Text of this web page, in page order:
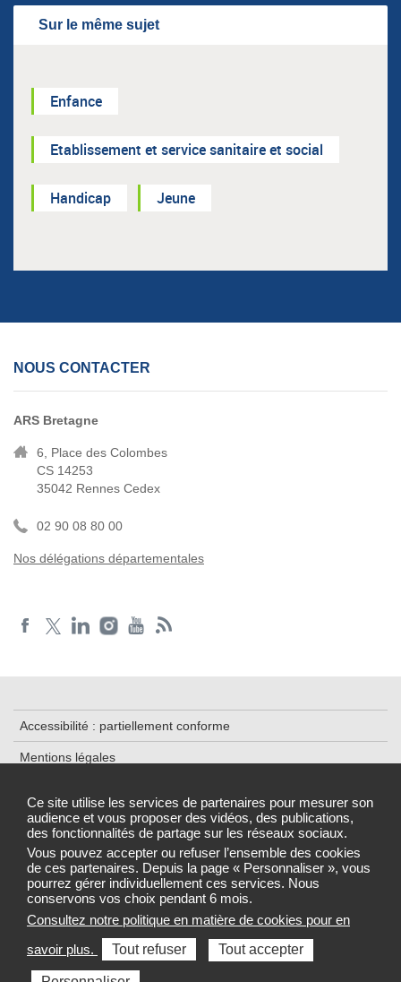
Ce site utilise les services de partenaires pour mesurer son
audience et vous proposer des vidéos, des publications,
des fonctionnalités de partage sur les réseaux sociaux.
Vous pouvez accepter ou refuser l’ensemble des cookies
de ces partenaires. Depuis la page « Personnaliser », vous
pourrez gérer individuellement ces services. Nous
conservons vos choix pendant 6 mois.
Consultez notre politique en matière de cookies pour en
savoir plus.
Tout refuser Tout accepter
Sur le même sujet
Enfance
Etablissement et service sanitaire et social
Handicap Jeune
NOUS CONTACTER
ARS Bretagne
6, Place des Colombes
CS 14253
35042 Rennes Cedex
02 90 08 80 00
Nos délégations départementales
Accessibilité : partiellement conforme
Mentions légales
Cookies et traceurs
Gestion des cookies
Sélectionnez une région pour accéder au site de votre Agence
régionale de santé